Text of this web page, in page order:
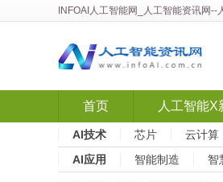
INFOAI人工智能网 人工智能资讯网--
首页 人工智能X
AI技术 芯片 云计算
AI应用
智能制造 智